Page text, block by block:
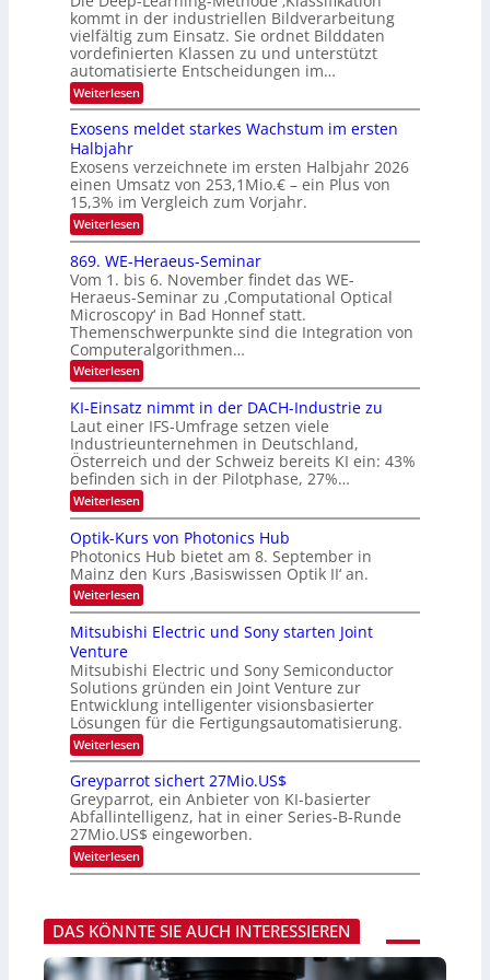
S
p
e
c
t
r
e
c
h
T
a
l
k
d
e
r
V
S
O
N
2
0
2
6
l
a
n
d
e
n
kommt in der industriellen Bildverarbeitung
vielfältig zum Einsatz. Sie ordnet Bilddaten
vordefinierten Klassen zu und unterstützt
automatisierte Entscheidungen im…
Weiterlesen:
W
n
d
i
e
K
I
m
i
t
d
e
n
k
t
Exosens meldet starkes Wachstum im ersten
Halbjahr
Exosens verzeichnete im ersten Halbjahr 2026
einen Umsatz von 253,1Mio.€ – ein Plus von
15,3% im Vergleich zum Vorjahr.
Weiterlesen:
E
x
o
s
e
n
s
m
e
l
d
e
t
s
t
a
r
k
e
W
a
c
h
s
u
i
m
e
r
s
t
e
n
H
a
l
b
j
a
869. WE-Heraeus-Seminar
Vom 1. bis 6. November findet das WE-
Heraeus-Seminar zu ‚Computational Optical
Microscopy‘ in Bad Honnef statt.
Themenschwerpunkte sind die Integration von
Computeralgorithmen…
Weiterlesen:
8
9
.
W
E
-
H
e
r
a
e
u
s
-
S
e
n
a
r
KI-Einsatz nimmt in der DACH-Industrie zu
Laut einer IFS-Umfrage setzen viele
Industrieunternehmen in Deutschland,
Österreich und der Schweiz bereits KI ein: 43%
befinden sich in der Pilotphase, 27%…
Weiterlesen:
K
-
E
i
n
s
t
n
m
m
t
i
n
d
e
r
D
A
C
H
d
u
s
Optik-Kurs von Photonics Hub
Photonics Hub bietet am 8. September in
Mainz den Kurs ‚Basiswissen Optik II‘ an.
Weiterlesen:
O
p
t
k
-
K
u
r
s
v
o
n
P
h
o
t
o
c
s
H
u
Mitsubishi Electric und Sony starten Joint
Venture
Mitsubishi Electric und Sony Semiconductor
Solutions gründen ein Joint Venture zur
Entwicklung intelligenter visionsbasierter
Lösungen für die Fertigungsautomatisierung.
Weiterlesen:
M
t
s
u
b
i
s
h
l
e
c
Greyparrot sichert 27Mio.US$
Greyparrot, ein Anbieter von KI-basierter
Abfallintelligenz, hat in einer Series-B-Runde
27Mio.US$ eingeworben.
Weiterlesen:
G
y
p
a
r
DAS KÖNNTE SIE AUCH INTERESSIEREN